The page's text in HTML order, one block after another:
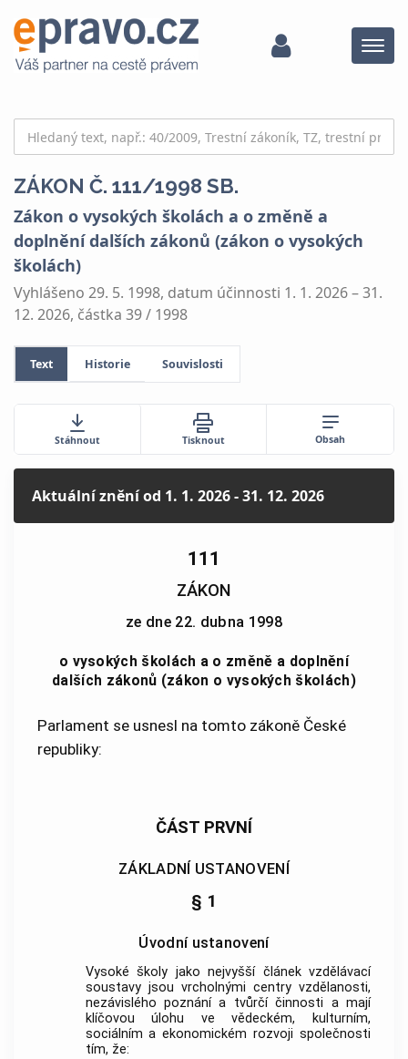
Menu
ZÁKON Č. 111/1998 SB.
Zákon o vysokých školách a o změně a
doplnění dalších zákonů (zákon o vysokých
školách)
Vyhlášeno 29. 5. 1998, datum účinnosti 1. 1. 2026 – 31.
12. 2026, částka 39 / 1998
Text Historie Souvislosti
Stáhnout Tisknout Obsah
Aktuální zněníod 1. 1. 2026 - 31. 12. 2026
111
ZÁKON
ze dne 22. dubna 1998
o vysokých školách a o změně a doplnění
dalších zákonů (zákon o vysokých školách)
Parlament se usnesl na tomto zákoně České
republiky:
ČÁST PRVNÍ
ZÁKLADNÍ USTANOVENÍ
§ 1
Úvodní ustanovení
Vysoké školy jako nejvyšší článek vzdělávací
soustavy jsou vrcholnými centry vzdělanosti,
nezávislého poznání a tvůrčí činnosti a mají
klíčovou úlohu ve vědeckém, kulturním,
sociálním a ekonomickém rozvoji společnosti
tím, že: